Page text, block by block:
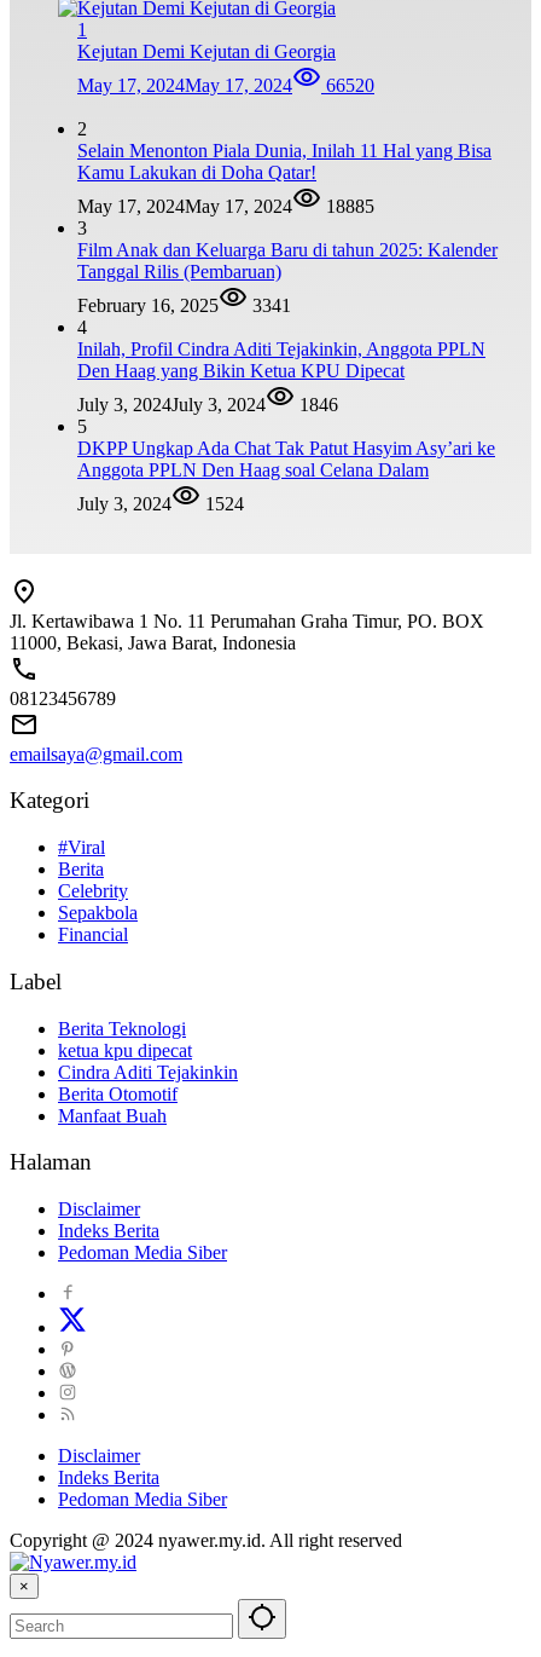
1
Kejutan Demi Kejutan di Georgia
May 17, 2024May 17, 2024 66520
2
Selain Menonton Piala Dunia, Inilah 11 Hal yang Bisa
Kamu Lakukan di Doha Qatar!
May 17, 2024May 17, 2024
18885
3
Film Anak dan Keluarga Baru di tahun 2025: Kalender
Tanggal Rilis (Pembaruan)
February 16, 2025
3341
4
Inilah, Profil Cindra Aditi Tejakinkin, Anggota PPLN
Den Haag yang Bikin Ketua KPU Dipecat
July 3, 2024July 3, 2024
1846
5
DKPP Ungkap Ada Chat Tak Patut Hasyim Asy’ari ke
Anggota PPLN Den Haag soal Celana Dalam
July 3, 2024
1524
Jl. Kertawibawa 1 No. 11 Perumahan Graha Timur, PO. BOX
11000, Bekasi, Jawa Barat, Indonesia
08123456789
emailsaya@gmail.com
Kategori
#Viral
Berita
Celebrity
Sepakbola
Financial
Label
Berita Teknologi
ketua kpu dipecat
Cindra Aditi Tejakinkin
Berita Otomotif
Manfaat Buah
Halaman
Disclaimer
Indeks Berita
Pedoman Media Siber
Disclaimer
Indeks Berita
Pedoman Media Siber
Copyright @ 2024 nyawer.my.id. All right reserved
×